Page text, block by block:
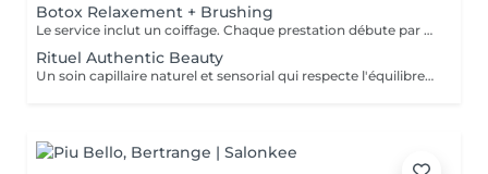
Botox Relaxement + Brushing
Le service inclut un coiffage. Chaque prestation débute par un diagnostic personnalisé. Le tarif final est confirmé en salon selon les besoins de vos cheveux et la technique réalisée.
Rituel Authentic Beauty
Un soin capillaire naturel et sensorial qui respecte l'équilibre du cuir chevelu et la beauté des cheveux. Enrichi en ingrédients d'origine naturelle, ce rituel nettoie, nourrit et sublime la fibre capillaire tout en apportant une sensation de fraîcheur et de légèreté. Profitez d'un moment de bien-être authentique et relaxant pour révéler des cheveux sains et lumineux.